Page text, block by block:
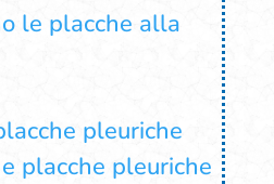
le placche alla
pleuriche
placche pleuriche